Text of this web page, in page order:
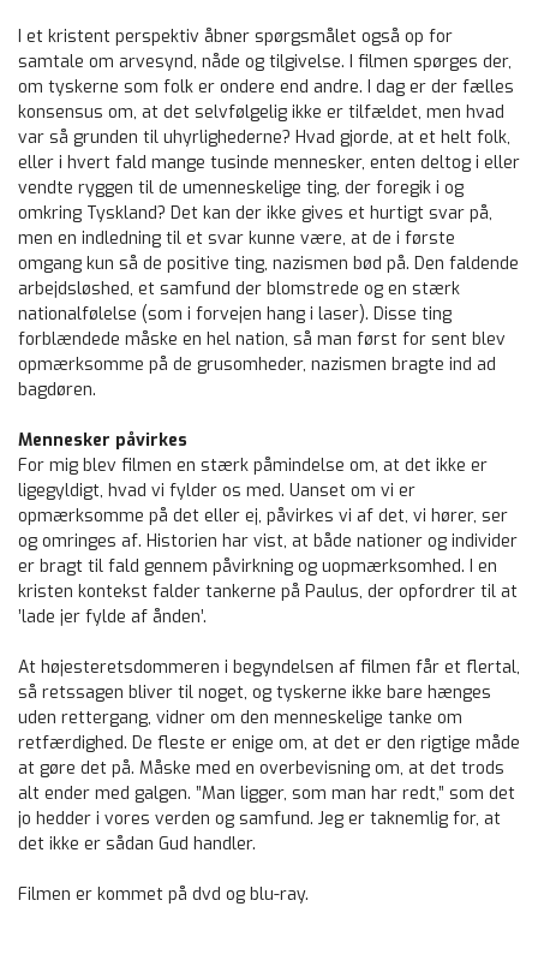
I et kristent perspektiv åbner spørgsmålet også op for
samtale om arvesynd, nåde og tilgivelse. I filmen spørges der,
om tyskerne som folk er ondere end andre. I dag er der fælles
konsensus om, at det selvfølgelig ikke er tilfældet, men hvad
var så grunden til uhyrlighederne? Hvad gjorde, at et helt folk,
eller i hvert fald mange tusinde mennesker, enten deltog i eller
vendte ryggen til de umenneskelige ting, der foregik i og
omkring Tyskland? Det kan der ikke gives et hurtigt svar på,
men en indledning til et svar kunne være, at de i første
omgang kun så de positive ting, nazismen bød på. Den faldende
arbejdsløshed, et samfund der blomstrede og en stærk
nationalfølelse (som i forvejen hang i laser). Disse ting
forblændede måske en hel nation, så man først for sent blev
opmærksomme på de grusomheder, nazismen bragte ind ad
bagdøren.
Mennesker påvirkes
For mig blev filmen en stærk påmindelse om, at det ikke er
ligegyldigt, hvad vi fylder os med. Uanset om vi er
opmærksomme på det eller ej, påvirkes vi af det, vi hører, ser
og omringes af. Historien har vist, at både nationer og individer
er bragt til fald gennem påvirkning og uopmærksomhed. I en
kristen kontekst falder tankerne på Paulus, der opfordrer til at
’lade jer fylde af ånden’.
At højesteretsdommeren i begyndelsen af filmen får et flertal,
så retssagen bliver til noget, og tyskerne ikke bare hænges
uden rettergang, vidner om den menneskelige tanke om
retfærdighed. De fleste er enige om, at det er den rigtige måde
at gøre det på. Måske med en overbevisning om, at det trods
alt ender med galgen. ”Man ligger, som man har redt,” som det
jo hedder i vores verden og samfund. Jeg er taknemlig for, at
det ikke er sådan Gud handler.
Filmen er kommet på dvd og blu-ray.